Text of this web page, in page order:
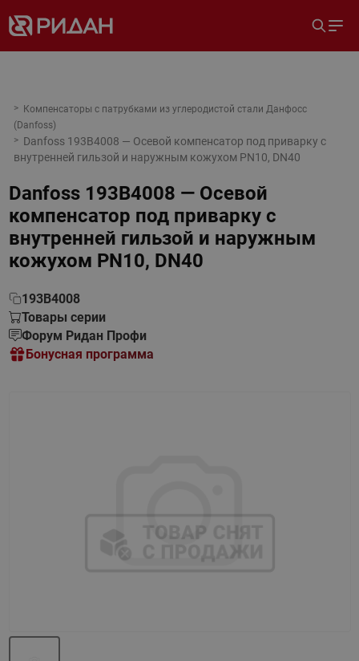
Компенсаторы с патрубками из углеродистой стали Данфосс
(Danfoss)
Danfoss 193B4008 — Осевой компенсатор под приварку с
внутренней гильзой и наружным кожухом PN10, DN40
Danfoss 193B4008 — Осевой
компенсатор под приварку с
внутренней гильзой и наружным
кожухом PN10, DN40
193B4008
Товары серии
Форум Ридан Профи
Бонусная программа